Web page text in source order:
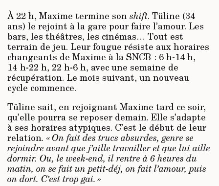
À 22 h, Maxime termine sonshift. Tüline (34
ans) le rejoint à la gare pour faire l’amour. Les
bars, les théâtres, les cinémas… Tout est
terrain de jeu. Leur fougue résiste aux horaires
changeants de Maxime à la SNCB : 6 h-14 h,
14 h-22 h, 22 h-6 h, avec une semaine de
récupération. Le mois suivant, un nouveau
cycle commence.
Tüline sait, en rejoignant Max­ime tard ce soir,
qu’elle pourra se reposer demain. Elle s’adapte
à ses horaires atypiques. C’est le début de leur
relation. « On fait des trucs absurdes, genre se
rejoindre avant que j’aille travailler et que lui aille
dormir. Ou, le week-end, il rentre à 6 heures du
matin, on se fait un petit-déj, on fait l’amour, puis
on dort. C’est trop gai. »